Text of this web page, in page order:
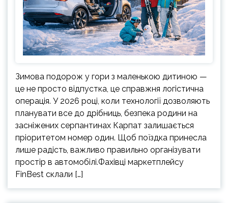
Зимова подорож у гори з маленькою дитиною —
це не просто відпустка, це справжня логістична
операція. У 2026 році, коли технології дозволяють
планувати все до дрібниць, безпека родини на
засніжених серпантинах Карпат залишається
пріоритетом номер один. Щоб поїздка принесла
лише радість, важливо правильно організувати
простір в автомобілі.Фахівці маркетплейсу
FinBest склали […]